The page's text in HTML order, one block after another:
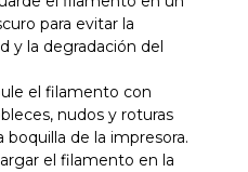
para evitar la
y la degradación del
el filamento con
nudos y roturas
de la impresora.
el filamento en la